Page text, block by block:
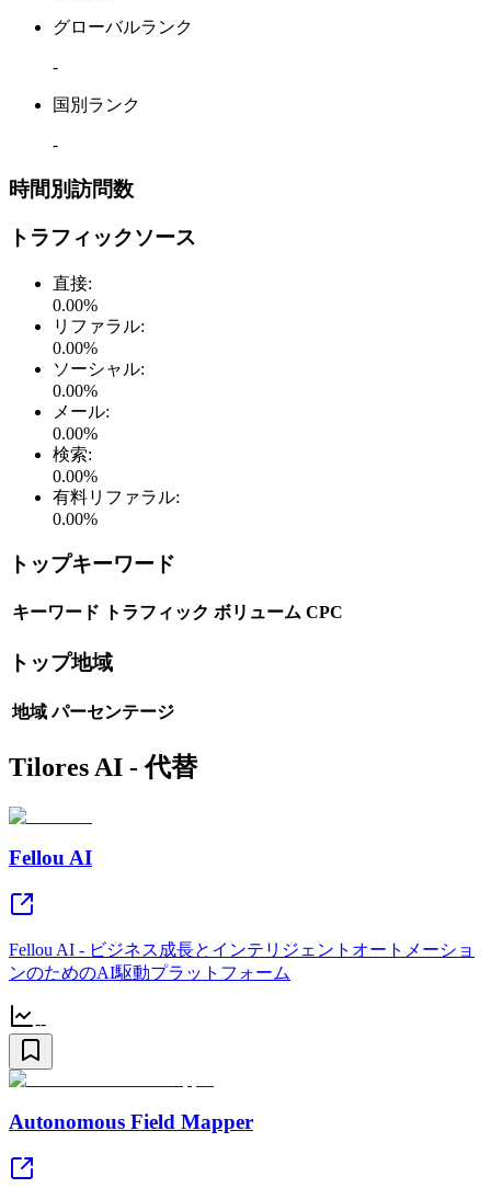
グローバルランク
-
国別ランク
-
時間別訪問数
トラフィックソース
直接:
0.00%
リファラル:
0.00%
ソーシャル:
0.00%
メール:
0.00%
検索:
0.00%
有料リファラル:
0.00%
トップキーワード
キーワード トラフィック ボリューム CPC
トップ地域
地域 パーセンテージ
Tilores AI - 代替
Fellou AI
Fellou AI - ビジネス成長とインテリジェントオートメーショ
ンのためのAI駆動プラットフォーム
--
Autonomous Field Mapper